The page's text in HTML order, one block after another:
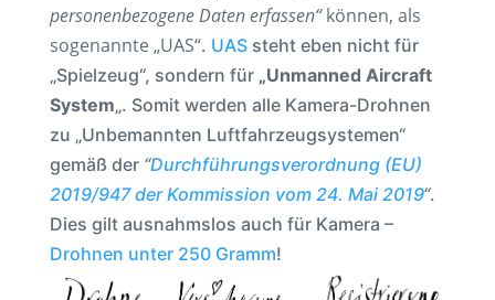
personenbezogene Daten erfassen“können, als
sogenannte „UAS“. UAS steht eben nicht für
„Spielzeug“, sondern für „Unmanned Aircraft
System„. Somit werden alle Kamera-Drohnen
zu „Unbemannten Luftfahrzeugsystemen“
gemäß der “Durchführungsverordnung (EU)
2019/947 der Kommission vom 24. Mai 2019“.
Dies gilt ausnahmslos auch für Kamera –
Drohnen unter 250 Gramm!